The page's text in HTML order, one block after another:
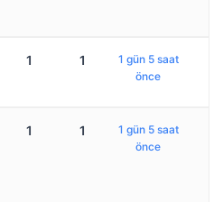
1 1
1 gün 5 saat
önce
1 1
1 gün 5 saat
önce